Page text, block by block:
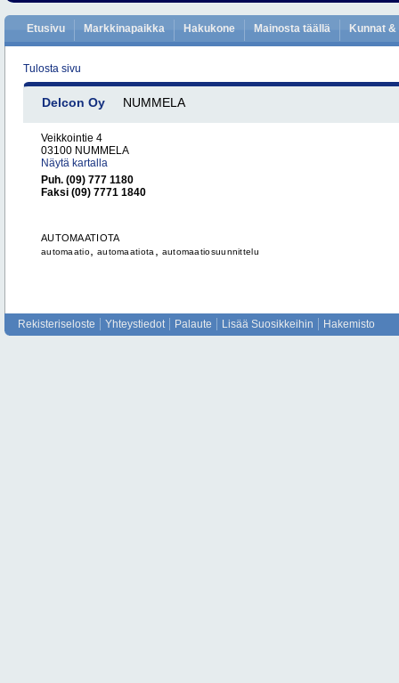
Etusivu Markkinapaikka Hakukone Mainosta täällä Kunnat
Tulosta sivu
Delcon Oy NUMMELA
Veikkointie 4
03100 NUMMELA
Näytä kartalla
Puh. (09) 777 1180
Faksi (09) 7771 1840
AUTOMAATIOTA
automaatio automaatiota automaatiosuunnittelu
Rekisteriseloste Yhteystiedot Palaute Lisää Suosikkeihin Hakemisto